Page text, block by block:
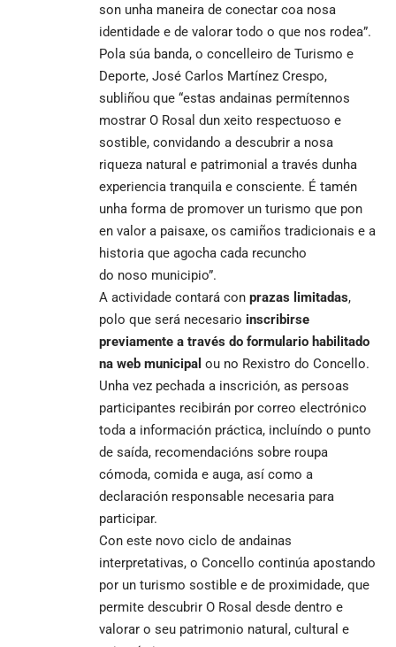
son unha maneira de conectar coa nosa
identidade e de valorar todo o que nos rodea”.
Pola súa banda, o concelleiro de Turismo e
Deporte, José Carlos Martínez Crespo,
subliñou que “estas andainas permítennos
mostrar O Rosal dun xeito respectuoso e
sostible, convidando a descubrir a nosa
riqueza natural e patrimonial a través dunha
experiencia tranquila e consciente. É tamén
unha forma de promover un turismo que pon
en valor a paisaxe, os camiños tradicionais e a
historia que agocha cada recuncho
do noso municipio”.
A actividade contará con prazas limitadas,
polo que será necesario inscribirse
previamente a través do formulario habilitado
na web municipal ou no Rexistro do Concello.
Unha vez pechada a inscrición, as persoas
participantes recibirán por correo electrónico
toda a información práctica, incluíndo o punto
de saída, recomendacións sobre roupa
cómoda, comida e auga, así como a
declaración responsable necesaria para
participar.
Con este novo ciclo de andainas
interpretativas, o Concello continúa apostando
por un turismo sostible e de proximidade, que
permite descubrir O Rosal desde dentro e
valorar o seu patrimonio natural, cultural e